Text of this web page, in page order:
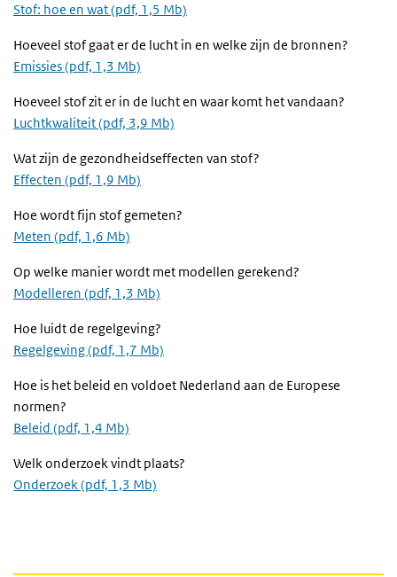
Stof: hoe en wat (pdf, 1,5 Mb)
Hoeveel stof gaat er de lucht in en welke zijn de bronnen?
Emissies (pdf, 1,3 Mb)
Hoeveel stof zit er in de lucht en waar komt het vandaan?
Luchtkwaliteit (pdf, 3,9 Mb)
Wat zijn de gezondheidseffecten van stof?
Effecten (pdf, 1,9 Mb)
Hoe wordt fijn stof gemeten?
Meten (pdf, 1,6 Mb)
Op welke manier wordt met modellen gerekend?
Modelleren (pdf, 1,3 Mb)
Hoe luidt de regelgeving?
Regelgeving (pdf, 1,7 Mb)
Hoe is het beleid en voldoet Nederland aan de Europese
normen?
Beleid (pdf, 1,4 Mb)
Welk onderzoek vindt plaats?
Onderzoek (pdf, 1,3 Mb)